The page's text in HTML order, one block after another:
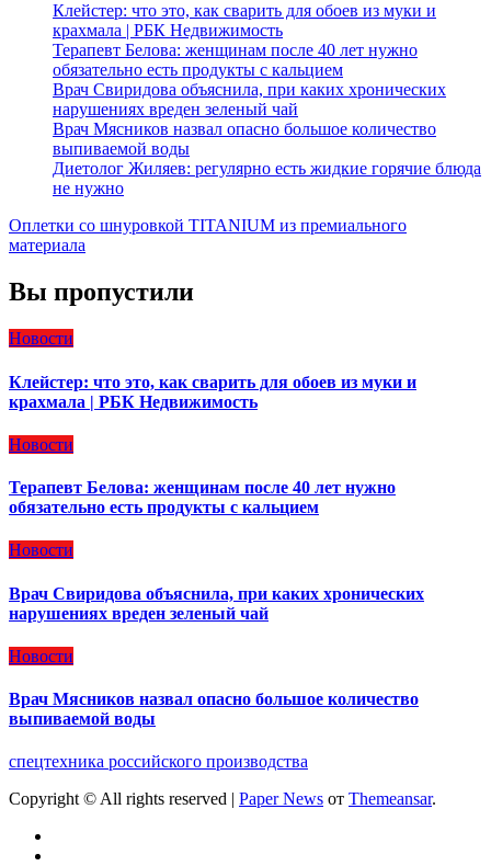
Клейстер: что это, как сварить для обоев из муки и
крахмала | РБК Недвижимость
Терапевт Белова: женщинам после 40 лет нужно
обязательно есть продукты с кальцием
Врач Свиридова объяснила, при каких хронических
нарушениях вреден зеленый чай
Врач Мясников назвал опасно большое количество
выпиваемой воды
Диетолог Жиляев: регулярно есть жидкие горячие блюда
не нужно
Оплетки со шнуровкой TITANIUM из премиального
материала
Вы пропустили
Новости
Клейстер: что это, как сварить для обоев из муки и
крахмала | РБК Недвижимость
Новости
Терапевт Белова: женщинам после 40 лет нужно
обязательно есть продукты с кальцием
Новости
Врач Свиридова объяснила, при каких хронических
нарушениях вреден зеленый чай
Новости
Врач Мясников назвал опасно большое количество
выпиваемой воды
спецтехника российского производства
Copyright © All rights reserved | Paper News от Themeansar.